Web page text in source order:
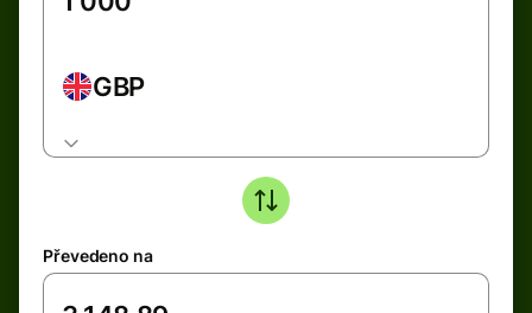
GBP
Převedeno na